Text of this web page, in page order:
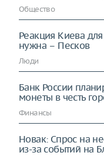
Общество
Реакция Киева
нужна – Песков
Люди
Банк России
монеты в честь
Финансы
Новак: Спрос на
из-за событий на